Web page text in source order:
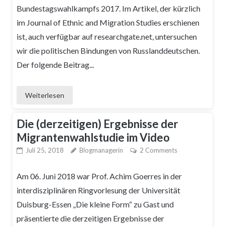
Bundestagswahlkampfs 2017. Im Artikel, der kürzlich
im Journal of Ethnic and Migration Studies erschienen
ist, auch verfügbar auf researchgate.net, untersuchen
wir die politischen Bindungen von Russlanddeutschen.
Der folgende Beitrag...
Weiterlesen
Die (derzeitigen) Ergebnisse der
Migrantenwahlstudie im Video
Juli 25, 2018 Blogmanagerin 2 Comments
Am 06. Juni 2018 war Prof. Achim Goerres in der
interdisziplinären Ringvorlesung der Universität
Duisburg-Essen „Die kleine Form“ zu Gast und
präsentierte die derzeitigen Ergebnisse der